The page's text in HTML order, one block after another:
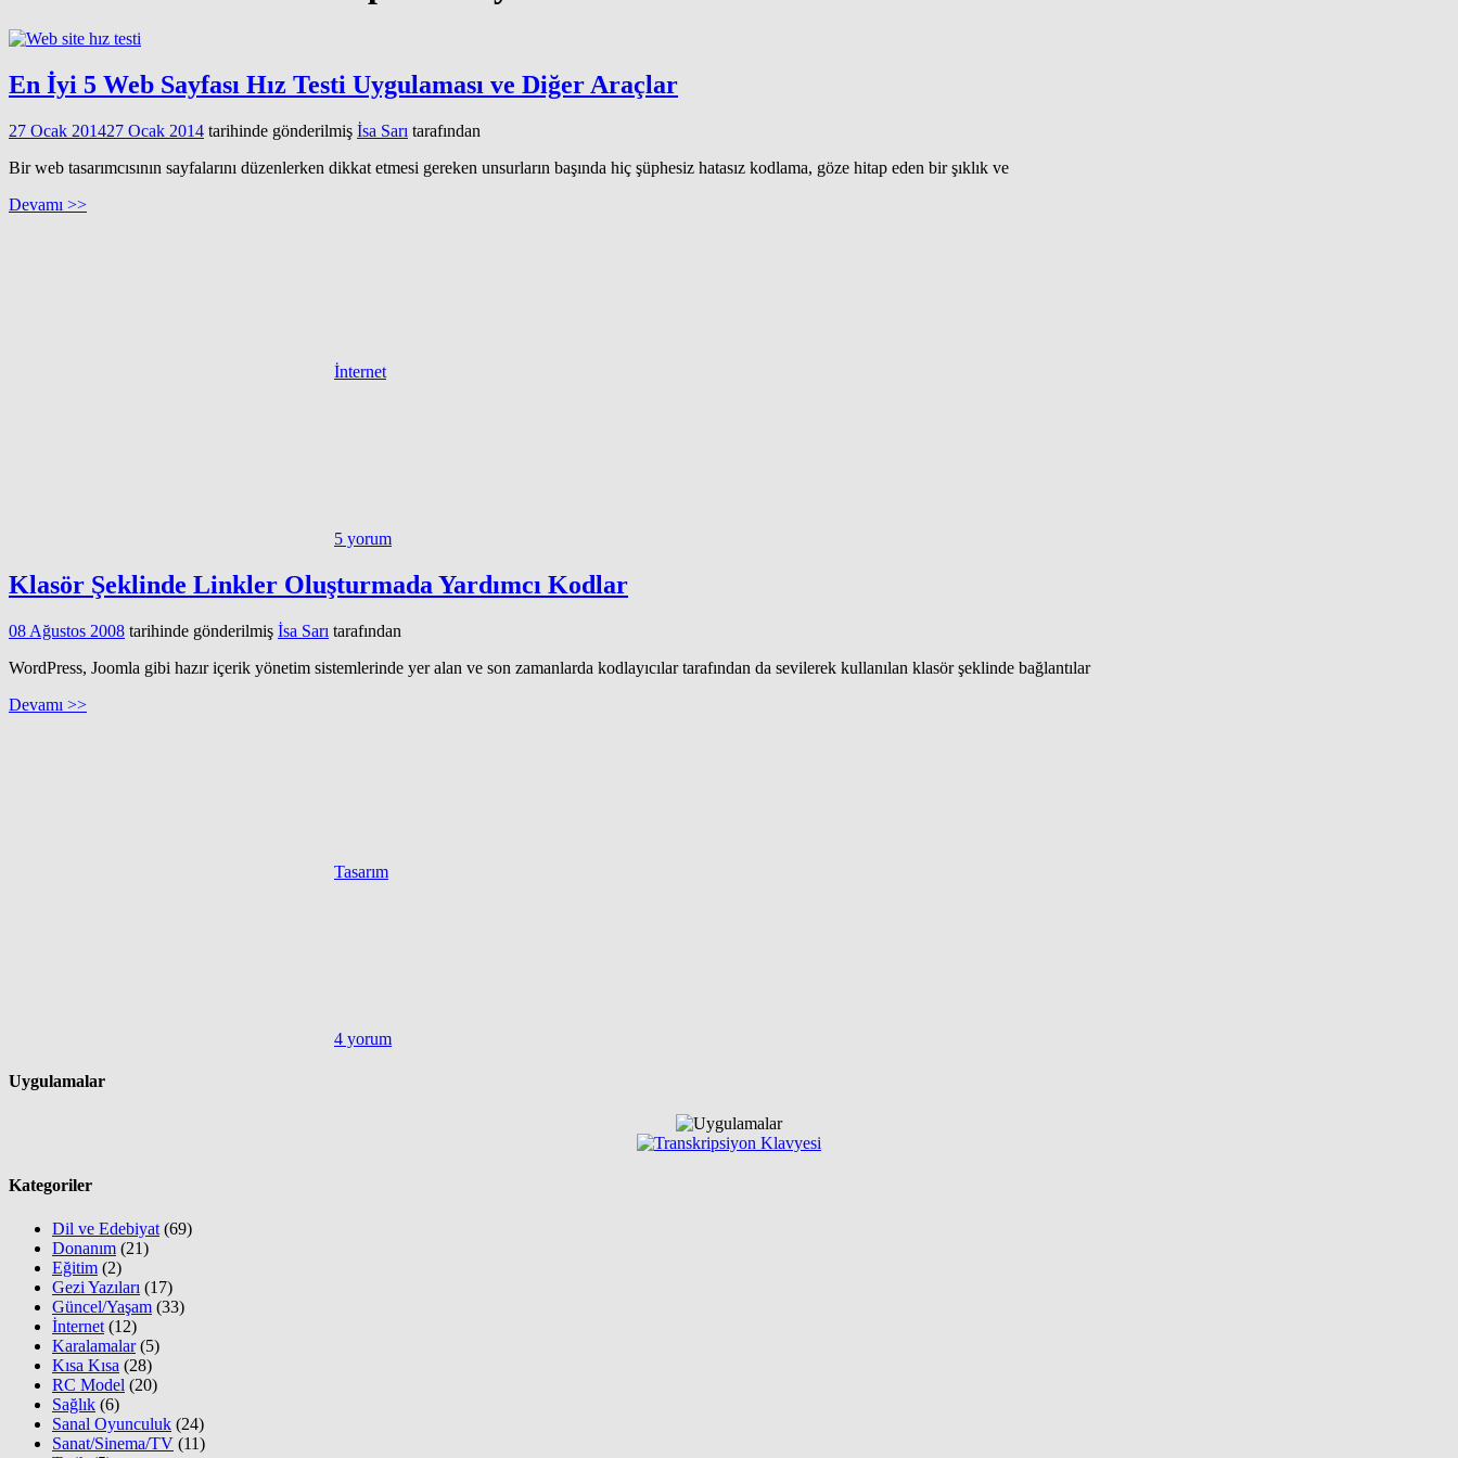
En İyi 5 Web Sayfası Hız Testi Uygulaması ve Diğer Araçlar
27 Ocak 201427 Ocak 2014 tarihinde gönderilmiş İsa Sarı tarafından
Bir web tasarımcısının sayfalarını düzenlerken dikkat etmesi gereken unsurların başında hiç şüphesiz hatasız kodlama, göze hitap eden bir şıklık ve
Devamı >>
İnternet
5 yorum
Klasör Şeklinde Linkler Oluşturmada Yardımcı Kodlar
08 Ağustos 2008 tarihinde gönderilmiş İsa Sarı tarafından
WordPress, Joomla gibi hazır içerik yönetim sistemlerinde yer alan ve son zamanlarda kodlayıcılar tarafından da sevilerek kullanılan klasör şeklinde bağlantılar
Devamı >>
Tasarım
4 yorum
Uygulamalar
Kategoriler
Dil ve Edebiyat (69)
Donanım (21)
Eğitim (2)
Gezi Yazıları (17)
Güncel/Yaşam (33)
İnternet (12)
Karalamalar(5)
Kısa Kısa (28)
RC Model (20)
Sağlık (6)
Sanal Oyunculuk (24)
Sanat/Sinema/TV (11)